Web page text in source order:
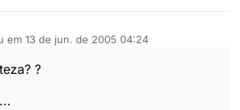
em 13 de jun. de 2005 04:24
por
?